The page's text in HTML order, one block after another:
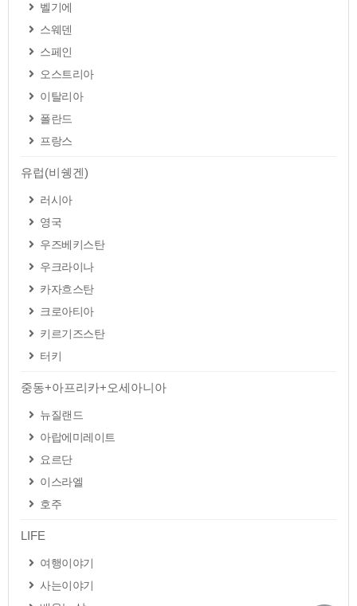
벨기에
스웨덴
스페인
오스트리아
이탈리아
폴란드
프랑스
유럽(비쉥겐)
러시아
영국
우즈베키스탄
우크라이나
카자흐스탄
크로아티아
키르기즈스탄
터키
중동+아프리카+오세아니아
뉴질랜드
아랍에미레이트
요르단
이스라엘
호주
LIFE
여행이야기
사는이야기